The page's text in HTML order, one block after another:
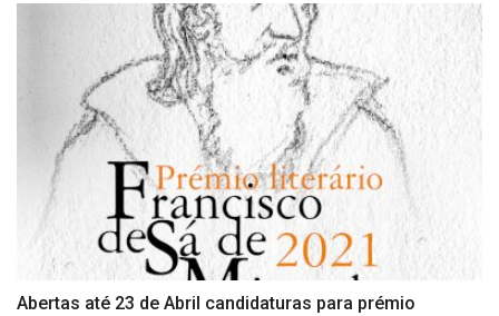
Abertas até 23 de Abril candidaturas para prémio